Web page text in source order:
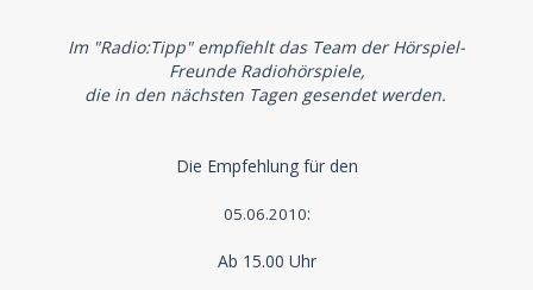
Im "Radio:Tipp" empfiehlt das Team der Hörspiel-
Freunde Radiohörspiele,
die in den nächsten Tagen gesendet werden.
Die Empfehlung für den
05.06.2010:
Ab 15.00 Uhr